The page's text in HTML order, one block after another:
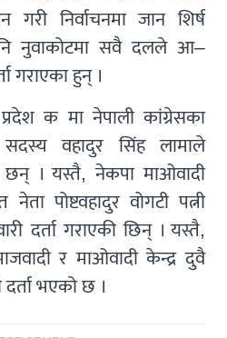
गरी निर्वाचनमा जान शिर्ष
नुवाकोटमा सवै दलले आ–
गराएका हुन् ।
क मा नेपाली कांग्रेसका
सदस्य वहादुर सिंह लामाले
छन् । यस्तै, नेकपा माओवादी
पोष्टवहादुर वोगटी पत्नी
दर्ता गराएकी छिन् । यस्तै,
र माओवादी केन्द्र दुवै
भएको छ ।